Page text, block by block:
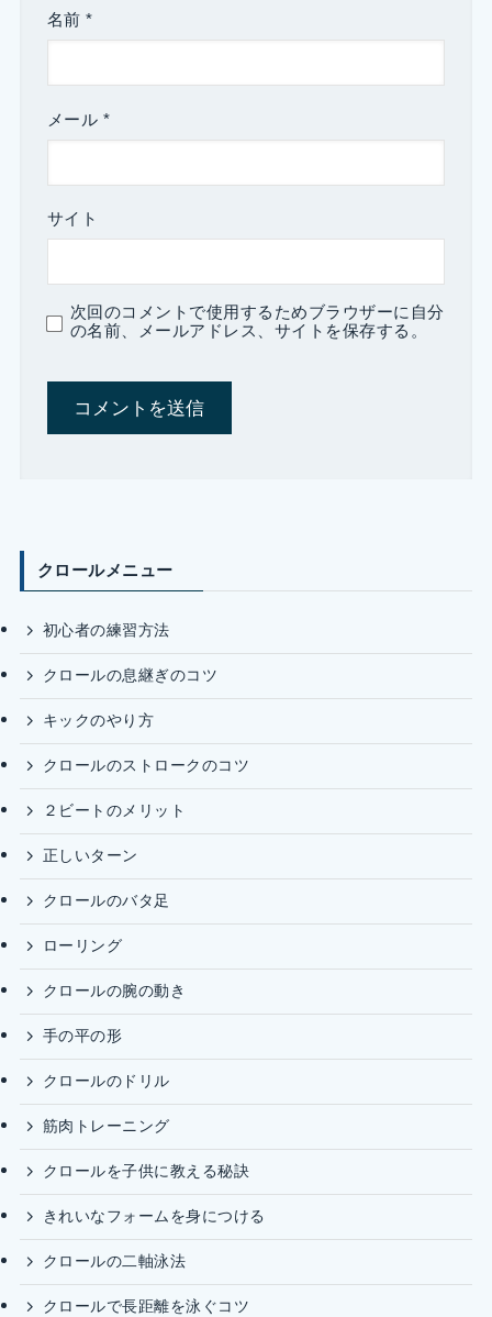
名前*
メール *
サイト
次回のコメントで使用するためブラウザーに自分
の名前、メールアドレス、サイトを保存する。
クロールメニュー
初心者の練習方法
クロールの息継ぎのコツ
キックのやり方
クロールのストロークのコツ
２ビートのメリット
正しいターン
クロールのバタ足
ローリング
クロールの腕の動き
手の平の形
クロールのドリル
筋肉トレーニング
クロールを子供に教える秘訣
きれいなフォームを身につける
クロールの二軸泳法
クロールで長距離を泳ぐコツ